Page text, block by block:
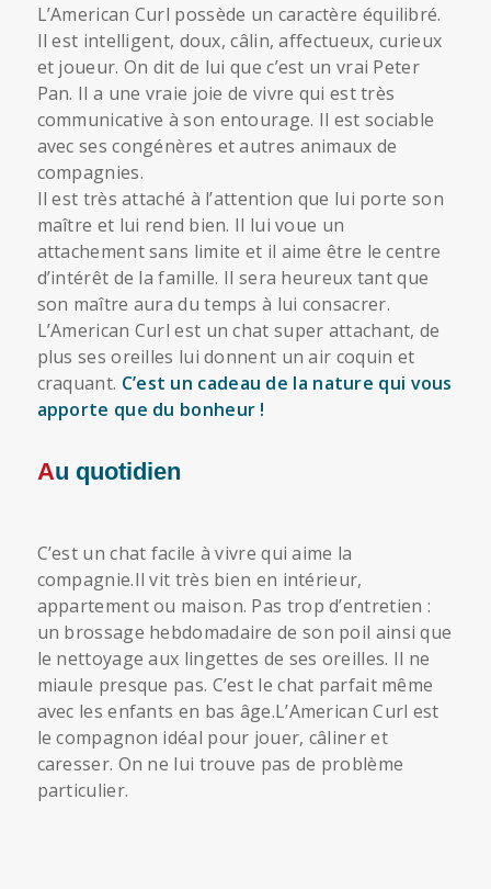
L’American Curl possède un caractère équilibré.
Il est intelligent, doux, câlin, affectueux, curieux
et joueur. On dit de lui que c’est un vrai Peter
Pan. Il a une vraie joie de vivre qui est très
communicative à son entourage. Il est sociable
avec ses congénères et autres animaux de
compagnies.
Il est très attaché à l’attention que lui porte son
maître et lui rend bien. Il lui voue un
attachement sans limite et il aime être le centre
d’intérêt de la famille. Il sera heureux tant que
son maître aura du temps à lui consacrer.
L’American Curl est un chat super attachant, de
plus ses oreilles lui donnent un air coquin et
craquant. C’est un cadeau de la nature qui vous
apporte que du bonheur !
Au quotidien
C’est un chat facile à vivre qui aime la
compagnie.Il vit très bien en intérieur,
appartement ou maison. Pas trop d’entretien :
un brossage hebdomadaire de son poil ainsi que
le nettoyage aux lingettes de ses oreilles. Il ne
miaule presque pas. C’est le chat parfait même
avec les enfants en bas âge.L’American Curl est
le compagnon idéal pour jouer, câliner et
caresser. On ne lui trouve pas de problème
particulier.